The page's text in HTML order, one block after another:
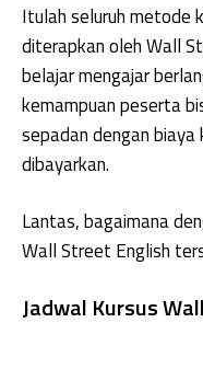
Itulah seluruh metode
diterapkan oleh Wall
belajar mengajar
kemampuan peserta
sepadan dengan
dibayarkan.
Lantas, bagaimana
Wall Street English
Jadwal Kursus